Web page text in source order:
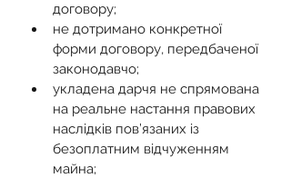
договору;
не дотримано конкретної
форми договору, передбаченої
законодавчо;
укладена дарчя не спрямована
на реальне настання правових
наслідків пов’язаних із
безоплатним відчуженням
майна;